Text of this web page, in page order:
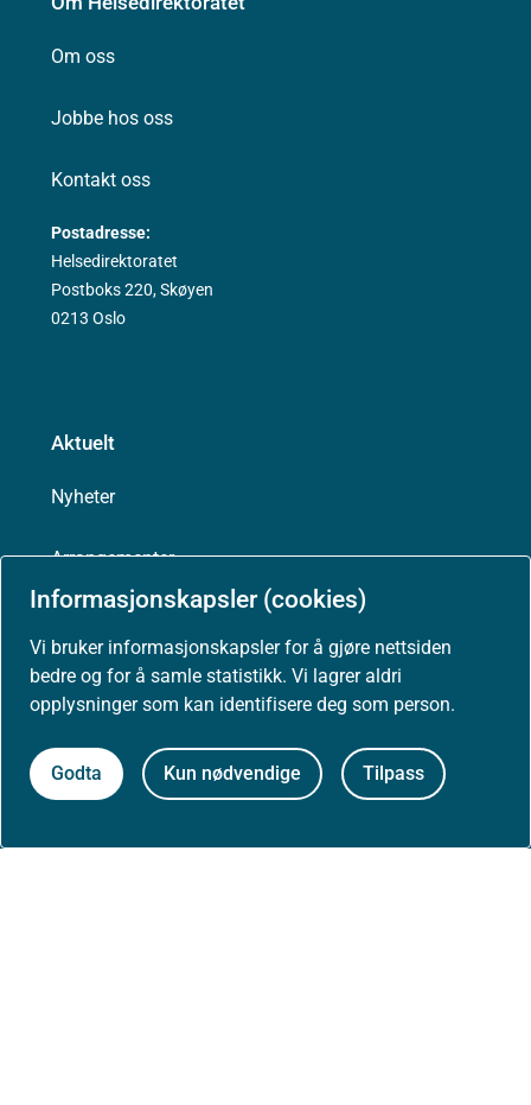
Informasjonskapsler (cookies)
Vi bruker informasjonskapsler for å gjøre nettsiden
bedre og for å samle statistikk. Vi lagrer aldri
opplysninger som kan identifisere deg som person.
Godta Kun nødvendige Tilpass
Om oss
Jobbe hos oss
Kontakt oss
Postadresse:
Helsedirektoratet
Postboks 220, Skøyen
0213 Oslo
Aktuelt
Nyheter
Arrangementer
Presse